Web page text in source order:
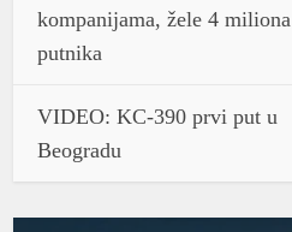
kompanijama, žele 4 miliona
putnika
VIDEO: KC-390 prvi put u
Beogradu